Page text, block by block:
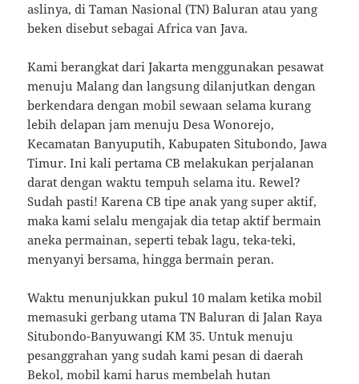
aslinya, di Taman Nasional (TN) Baluran atau yang
beken disebut sebagai Africa van Java.
Kami berangkat dari Jakarta menggunakan pesawat
menuju Malang dan langsung dilanjutkan dengan
berkendara dengan mobil sewaan selama kurang
lebih delapan jam menuju Desa Wonorejo,
Kecamatan Banyuputih, Kabupaten Situbondo, Jawa
Timur. Ini kali pertama CB melakukan perjalanan
darat dengan waktu tempuh selama itu. Rewel?
Sudah pasti! Karena CB tipe anak yang super aktif,
maka kami selalu mengajak dia tetap aktif bermain
aneka permainan, seperti tebak lagu, teka-teki,
menyanyi bersama, hingga bermain peran.
Waktu menunjukkan pukul 10 malam ketika mobil
memasuki gerbang utama TN Baluran di Jalan Raya
Situbondo-Banyuwangi KM 35. Untuk menuju
pesanggrahan yang sudah kami pesan di daerah
Bekol, mobil kami harus membelah hutan